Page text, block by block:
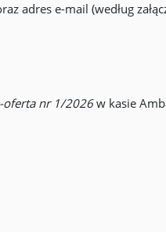
adres e-mail (według
oferta nr 1/2026w kasie